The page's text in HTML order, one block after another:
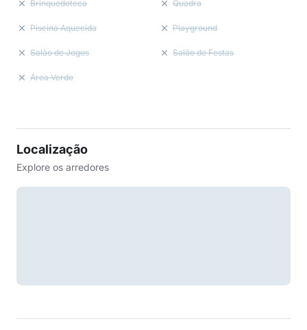
Brinquedoteca Quadra
Piscina Aquecida Playground
Salão de Jogos Salão de Festas
Área Verde
Localização
Explore os arredores